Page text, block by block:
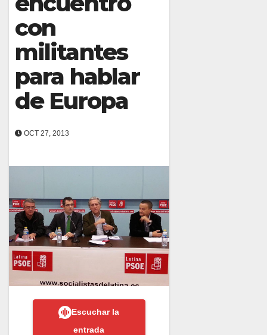
con
militantes
para hablar
de Europa
OCT 27, 2013
Escuchar la
entrada